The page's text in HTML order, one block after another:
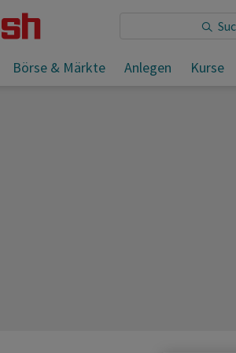
Börse & Märkte Anlegen Kurse